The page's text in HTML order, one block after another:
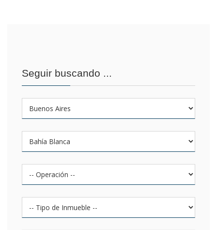
Seguir buscando ...